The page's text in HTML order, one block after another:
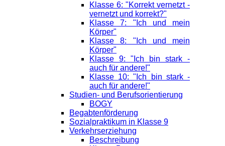
Klasse 6: "Korrekt vernetzt -
vernetzt und korrekt?"
Klasse 7: "Ich und mein
Körper"
Klasse 8: "Ich und mein
Körper"
Klasse 9: "Ich bin stark -
auch für andere!"
Klasse 10: "Ich bin stark -
auch für andere!"
Studien- und Berufsorientierung
BOGY
Begabtenförderung
Sozialpraktikum in Klasse 9
Verkehrserziehung
Beschreibung